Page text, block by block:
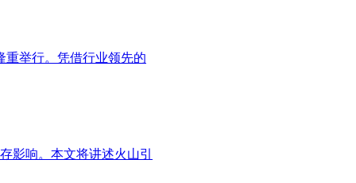
重举行。凭借行业领先的
影响。本文将讲述火山引